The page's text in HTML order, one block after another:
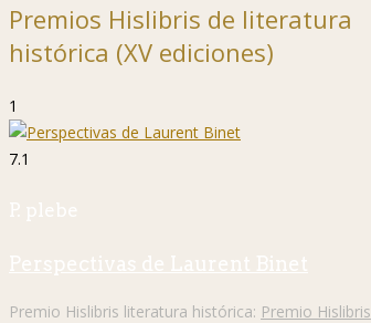
Premios Hislibris de literatura
histórica (XV ediciones)
1
7.1
P. plebe
Perspectivas de Laurent Binet
Premio Hislibris literatura histórica: Premio Hislibris